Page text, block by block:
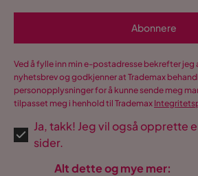
Abonnere
Ved å fylle inn min e-postadresse bekrefter jeg
nyhetsbrev og godkjenner at Trademax
personopplysninger for å kunne sende meg
tilpasset meg i henhold til Trademax
Ja, takk! Jeg vil også opprette
sider.
Alt dette og mye mer: